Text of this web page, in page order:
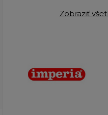
Zobraziť